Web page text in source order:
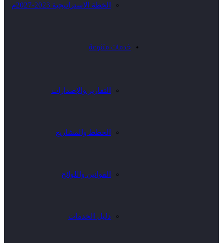
الخطة الاستراتيجية 2023-2027م
خدمات متنوعة
التقارير والإصدارات
الخطط والمشاريع
القوانين واللوائح
دليل الخدمات